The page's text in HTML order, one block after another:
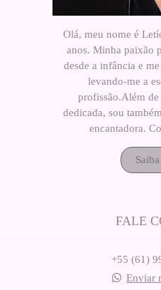
Olá, meu nome é
anos. Minha paixão
desde a infância e
levando-me a
profissão.Além
dedicada, sou
encantadora.
FALE
+55 (61)
Enviar